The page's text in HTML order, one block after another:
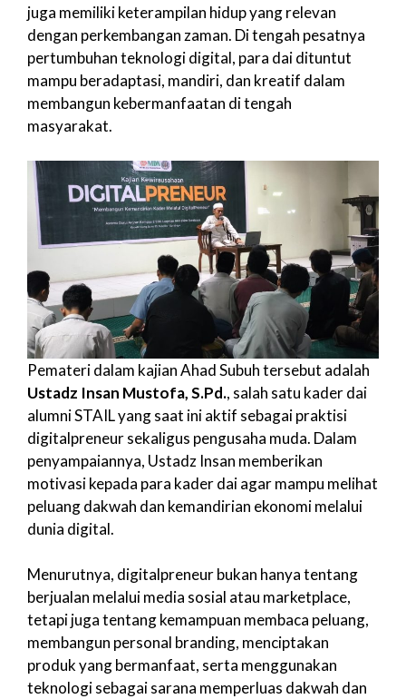
juga memiliki keterampilan hidup yang relevan
dengan perkembangan zaman. Di tengah pesatnya
pertumbuhan teknologi digital, para dai dituntut
mampu beradaptasi, mandiri, dan kreatif dalam
membangun kebermanfaatan di tengah
masyarakat.
Pemateri dalam kajian Ahad Subuh tersebut adalah
Ustadz Insan Mustofa, S.Pd., salah satu kader dai
alumni STAIL yang saat ini aktif sebagai praktisi
digitalpreneur sekaligus pengusaha muda. Dalam
penyampaiannya, Ustadz Insan memberikan
motivasi kepada para kader dai agar mampu melihat
peluang dakwah dan kemandirian ekonomi melalui
dunia digital.
Menurutnya, digitalpreneur bukan hanya tentang
berjualan melalui media sosial atau marketplace,
tetapi juga tentang kemampuan membaca peluang,
membangun personal branding, menciptakan
produk yang bermanfaat, serta menggunakan
teknologi sebagai sarana memperluas dakwah dan